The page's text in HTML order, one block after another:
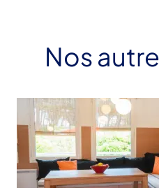
Nos